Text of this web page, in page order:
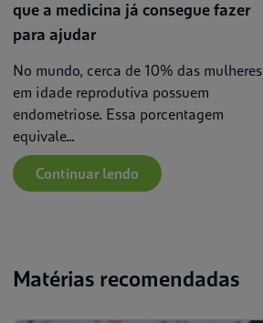
que a medicina já consegue fazer
para ajudar
No mundo, cerca de 10% das mulheres
em idade reprodutiva possuem
endometriose. Essa porcentagem
equivale...
Continuar lendo
Matérias recomendadas